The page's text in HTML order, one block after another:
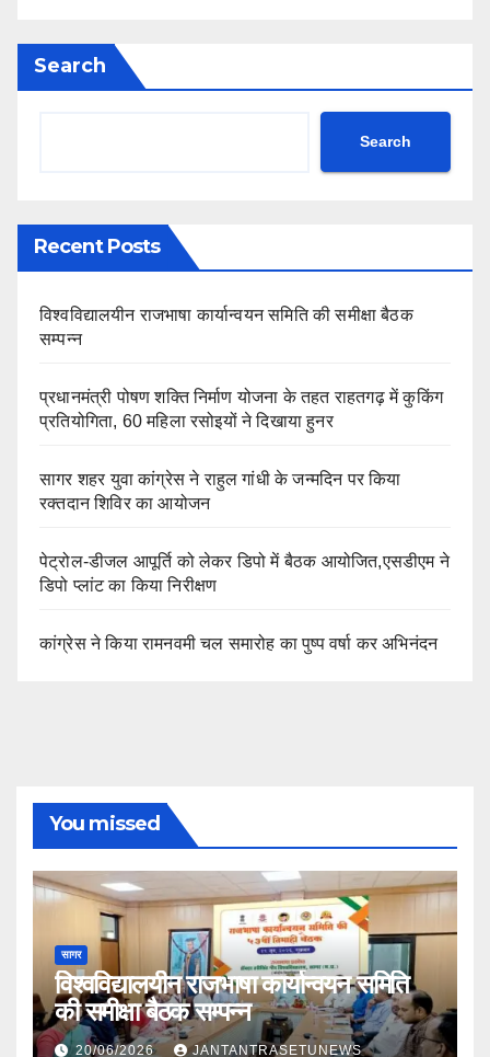
Search
Search
Recent Posts
विश्वविद्यालयीन राजभाषा कार्यान्वयन समिति की समीक्षा बैठक
सम्पन्न
प्रधानमंत्री पोषण शक्ति निर्माण योजना के तहत राहतगढ़ में कुकिंग
प्रतियोगिता, 60 महिला रसोइयों ने दिखाया हुनर
सागर शहर युवा कांग्रेस ने राहुल गांधी के जन्मदिन पर किया
रक्तदान शिविर का आयोजन
पेट्रोल-डीजल आपूर्ति को लेकर डिपो में बैठक आयोजित,एसडीएम ने
डिपो प्लांट का किया निरीक्षण
कांग्रेस ने किया रामनवमी चल समारोह का पुष्प वर्षा कर अभिनंदन
You missed
सागर
विश्वविद्यालयीन राजभाषा कार्यान्वयन समिति
की समीक्षा बैठक सम्पन्न
20/06/2026 JANTANTRASETUNEWS